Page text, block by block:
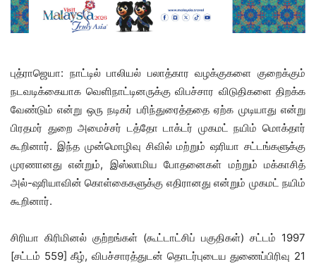
புத்ராஜெயா: நாட்டில் பாலியல் பலாத்கார வழக்குகளை குறைக்கும்
நடவடிக்கையாக வெளிநாட்டினருக்கு விபச்சார விடுதிகளை திறக்க
வேண்டும் என்று ஒரு நடிகர் பரிந்துரைத்ததை ஏற்க முடியாது என்று
பிரதமர் துறை அமைச்சர் டத்தோ டாக்டர் முகமட் நயிம் மொக்தார்
கூறினார். இந்த முன்மொழிவு சிவில் மற்றும் ஷரியா சட்டங்களுக்கு
முரணானது என்றும், இஸ்லாமிய போதனைகள் மற்றும் மக்காசித்
அல்-ஷரியாவின் கொள்கைகளுக்கு எதிரானது என்றும் முகமட் நயிம்
கூறினார்.
சிரியா கிரிமினல் குற்றங்கள் (கூட்டாட்சிப் பகுதிகள்) சட்டம் 1997
[சட்டம் 559] கீழ், விபச்சாரத்துடன் தொடர்புடைய துணைப்பிரிவு 21